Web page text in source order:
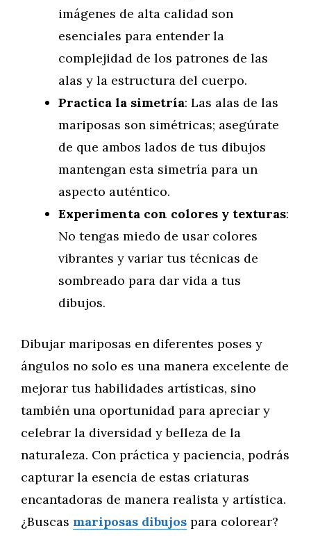
imágenes de alta calidad son
esenciales para entender la
complejidad de los patrones de las
alas y la estructura del cuerpo.
Practica la simetría: Las alas de las
mariposas son simétricas; asegúrate
de que ambos lados de tus dibujos
mantengan esta simetría para un
aspecto auténtico.
Experimenta con colores y texturas:
No tengas miedo de usar colores
vibrantes y variar tus técnicas de
sombreado para dar vida a tus
dibujos.
Dibujar mariposas en diferentes poses y
ángulos no solo es una manera excelente de
mejorar tus habilidades artísticas, sino
también una oportunidad para apreciar y
celebrar la diversidad y belleza de la
naturaleza. Con práctica y paciencia, podrás
capturar la esencia de estas criaturas
encantadoras de manera realista y artística.
¿Buscas mariposas dibujos para colorear?